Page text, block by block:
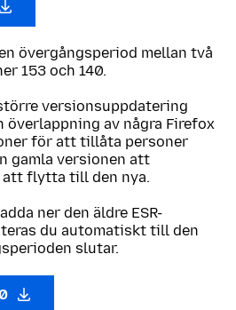
övergångsperiod mellan två
153 och 140.
versionsuppdatering
av några Firefox
för att tillåta personer
gamla versionen att
flytta till den nya.
ner den äldre ESR-
du automatiskt till den
slutar.